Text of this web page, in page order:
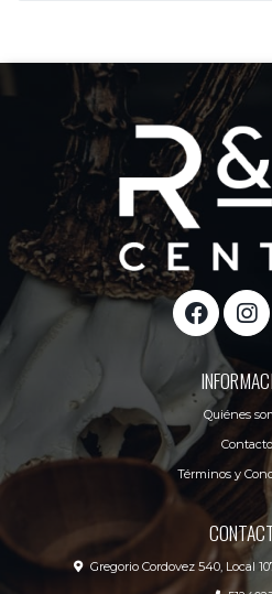
Quiénes
Contacto
Términos y
Gregorio Cordovez 540, Local